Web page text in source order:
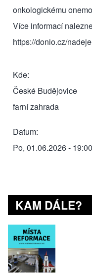
onkologickému
Více informací
https://donio.cz/
Kde
České Budějovice
farní zahrada
Datum
Po, 01.06.2026 - 19:00
KAM DÁLE?